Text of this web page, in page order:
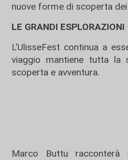
nuove forme di scoperta
LE GRANDI ESPLORAZIONI
L'UlisseFest continua a
viaggio mantiene tutta la
scoperta e avventura.
Marco Buttu